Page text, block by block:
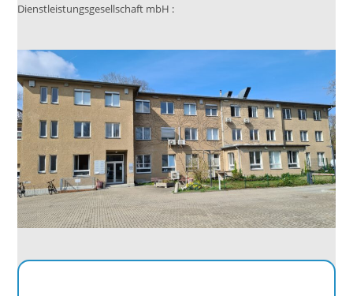
Dienstleistungsgesellschaft mbH :